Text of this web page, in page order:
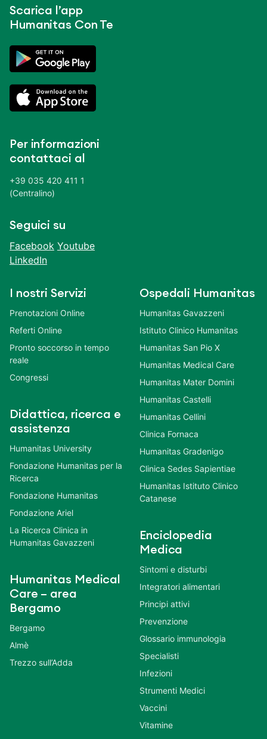
Scarica l’app
Humanitas Con Te
Per informazioni
contattaci al
+39 035 420 411 1
(Centralino)
Seguici su
Facebook Youtube
LinkedIn
I nostri Servizi
Prenotazioni Online
Referti Online
Pronto soccorso in tempo
reale
Congressi
Didattica, ricerca e
assistenza
Humanitas University
Fondazione Humanitas per la
Ricerca
Fondazione Humanitas
Fondazione Ariel
La Ricerca Clinica in
Humanitas Gavazzeni
Humanitas Medical
Care – area
Bergamo
Bergamo
Almè
Trezzo sull’Adda
Ospedali Humanitas
Humanitas Gavazzeni
Istituto Clinico Humanitas
Humanitas San Pio X
Humanitas Medical Care
Humanitas Mater Domini
Humanitas Castelli
Humanitas Cellini
Clinica Fornaca
Humanitas Gradenigo
Clinica Sedes Sapientiae
Humanitas Istituto Clinico
Catanese
Enciclopedia
Medica
Sintomi e disturbi
Integratori alimentari
Principi attivi
Prevenzione
Glossario immunologia
Specialisti
Infezioni
Strumenti Medici
Vaccini
Vitamine